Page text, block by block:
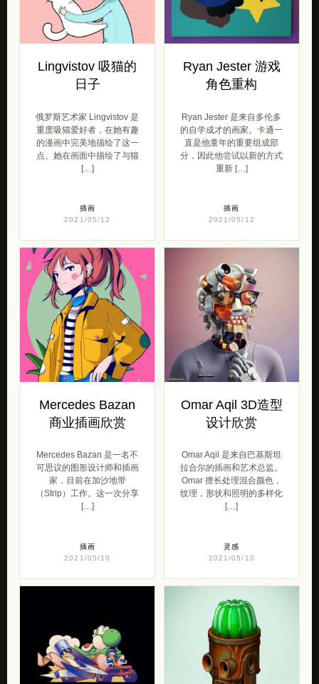
Lingvistov 吸猫的
日子
俄罗斯艺术家 Lingvistov 是
重度吸猫爱好者，在她有趣
的漫画中完美地描绘了这一
点。她在画面中描绘了与猫
[…]
插画
2021/05/12
Ryan Jester 游戏
角色重构
Ryan Jester 是来自多伦多
的自学成才的画家。卡通一
直是他童年的重要组成部
分，因此他尝试以新的方式
重新 […]
插画
2021/05/12
Mercedes Bazan
商业插画欣赏
Mercedes Bazan 是一名不
可思议的图形设计师和插画
家，目前在加沙地带
（Strip）工作。这一次分享
[…]
插画
2021/05/10
Omar Aqil 3D造型
设计欣赏
Omar Aqil 是来自巴基斯坦
拉合尔的插画和艺术总监。
Omar 擅长处理混合颜色，
纹理，形状和照明的多样化
[…]
灵感
2021/05/10